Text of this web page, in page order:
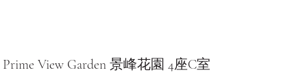
Prime View Garden 景峰花園 4座C室